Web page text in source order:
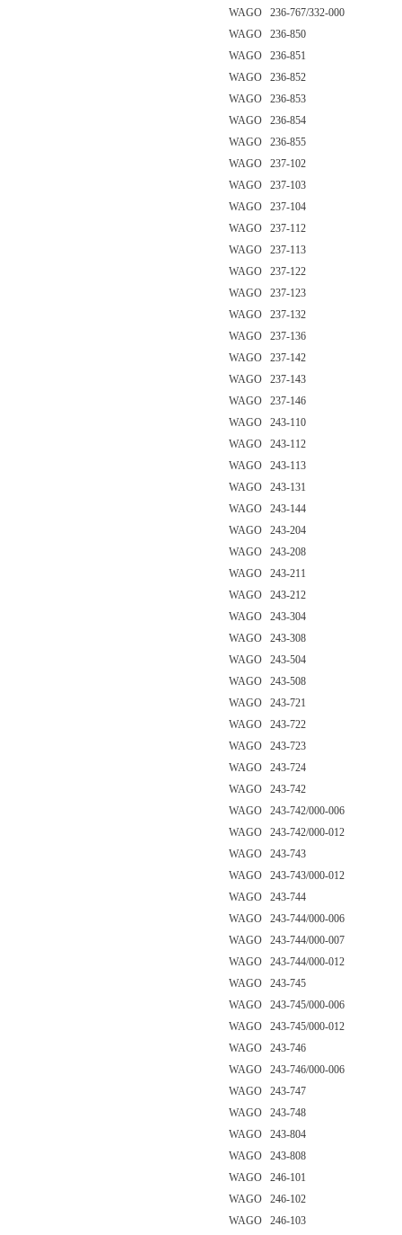
WAGO 236-767/332-000
WAGO 236-850
WAGO 236-851
WAGO 236-852
WAGO 236-853
WAGO 236-854
WAGO 236-855
WAGO 237-102
WAGO 237-103
WAGO 237-104
WAGO 237-112
WAGO 237-113
WAGO 237-122
WAGO 237-123
WAGO 237-132
WAGO 237-136
WAGO 237-142
WAGO 237-143
WAGO 237-146
WAGO 243-110
WAGO 243-112
WAGO 243-113
WAGO 243-131
WAGO 243-144
WAGO 243-204
WAGO 243-208
WAGO 243-211
WAGO 243-212
WAGO 243-304
WAGO 243-308
WAGO 243-504
WAGO 243-508
WAGO 243-721
WAGO 243-722
WAGO 243-723
WAGO 243-724
WAGO 243-742
WAGO 243-742/000-006
WAGO 243-742/000-012
WAGO 243-743
WAGO 243-743/000-012
WAGO 243-744
WAGO 243-744/000-006
WAGO 243-744/000-007
WAGO 243-744/000-012
WAGO 243-745
WAGO 243-745/000-006
WAGO 243-745/000-012
WAGO 243-746
WAGO 243-746/000-006
WAGO 243-747
WAGO 243-748
WAGO 243-804
WAGO 243-808
WAGO 246-101
WAGO 246-102
WAGO 246-103